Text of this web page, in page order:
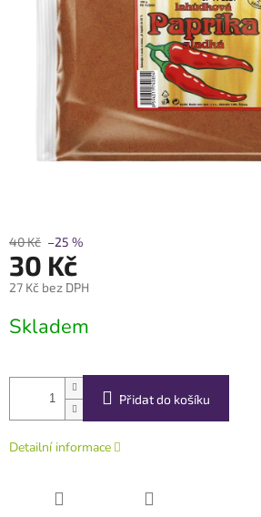
40 Kč –25 %
30 Kč
27 Kč bez DPH
cena:
Skladem
Přidat do košíku
Detailní informace